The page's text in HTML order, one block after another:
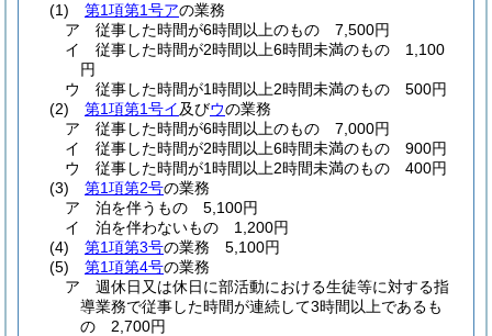
(1)
第1項第1号アの業務
ア
従事した時間が6時間以上のもの 7,500円
イ
従事した時間が2時間以上6時間未満のもの 1,100
円
ウ
従事した時間が1時間以上2時間未満のもの 500円
(2)
第1項第1号イ及びウの業務
ア
従事した時間が6時間以上のもの 7,000円
イ
従事した時間が2時間以上6時間未満のもの 900円
ウ
従事した時間が1時間以上2時間未満のもの 400円
(3)
第1項第2号の業務
ア
泊を伴うもの 5,100円
イ
泊を伴わないもの 1,200円
(4)
第1項第3号の業務 5,100円
(5)
第1項第4号の業務
ア
週休日又は休日に部活動における生徒等に対する指
導業務で従事した時間が連続して3時間以上であるも
の 2,700円